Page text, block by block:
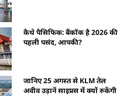
कैथे पैसिफिक: बैंकॉक है 2026 की
पहली पसंद, आपकी?
जानिए 25 अगस्त से KLM तेल
अवीव उड़ानें साइप्रस में क्यों रुकेंगी